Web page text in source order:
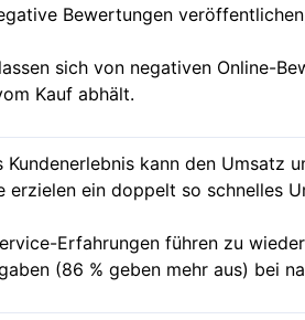
Bewertungen
sich von negativen Online-
Kauf abhält.
Kundenerlebnis kann den Umsatz
erzielen ein doppelt so schnelles
Erfahrungen führen zu
(86 % geben mehr aus) bei